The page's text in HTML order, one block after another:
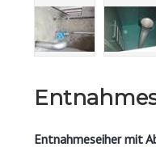
Entnahmeseiher mit